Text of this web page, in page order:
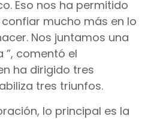
Eso nos ha permitido
mucho más en lo
Nos juntamos una
”, comentó el
ha dirigido tres
tres triunfos.
lo principal es la